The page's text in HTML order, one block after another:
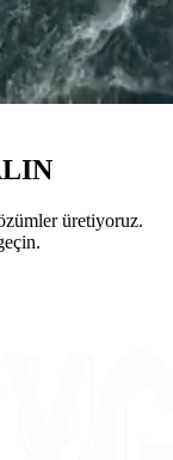
üretiyoruz.